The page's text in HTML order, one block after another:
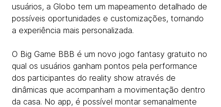
usuários, a Globo tem um mapeamento detalhado de
possíveis oportunidades e customizações, tornando
a experiência mais personalizada.
O Big Game BBB é um novo jogo fantasy gratuito no
qual os usuários ganham pontos pela performance
dos participantes do reality show através de
dinâmicas que acompanham a movimentação dentro
da casa. No app, é possível montar semanalmente